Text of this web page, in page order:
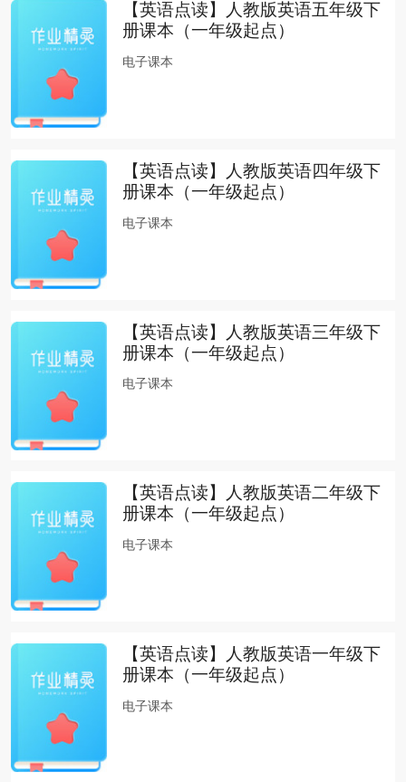
【英语点读】人教版英语五年级下
册课本（一年级起点）
电子课本
【英语点读】人教版英语四年级下
册课本（一年级起点）
电子课本
【英语点读】人教版英语三年级下
册课本（一年级起点）
电子课本
【英语点读】人教版英语二年级下
册课本（一年级起点）
电子课本
【英语点读】人教版英语一年级下
册课本（一年级起点）
电子课本